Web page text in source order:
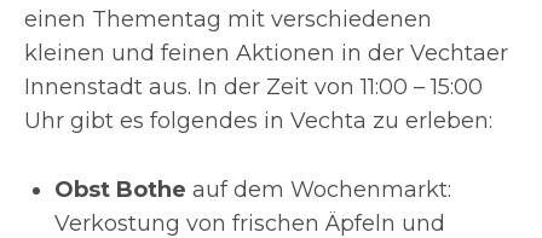
einen Thementag mit verschiedenen
kleinen und feinen Aktionen in der Vechtaer
Innenstadt aus. In der Zeit von 11:00 – 15:00
Uhr gibt es folgendes in Vechta zu erleben:
Obst Bothe auf dem Wochenmarkt:
Verkostung von frischen Äpfeln und